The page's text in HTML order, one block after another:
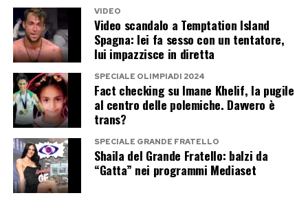
La presenza a Tu sì que vales dimostra che
Casalino non ha chiuso affatto la porta alla
televisione. La vera domanda riguarda il tipo di
televisione che intende scegliere. Una
performance ironica accanto a Maria De Filippi
richiede una sera di leggerezza. Il Grande
Fratello, invece, significherebbe settimane di
convivenza, esposizione continua e inevitabili
incursioni nel passato politico e privato.
VIDEO
Video scandalo a Temptation Island
Spagna: lei fa sesso con un tentatore,
lui impazzisce in diretta
SPECIALE OLIMPIADI 2024
Fact checking su Imane Khelif, la pugile
al centro delle polemiche. Davvero è
trans?
SPECIALE GRANDE FRATELLO
Shaila del Grande Fratello: balzi da
“Gatta” nei programmi Mediaset